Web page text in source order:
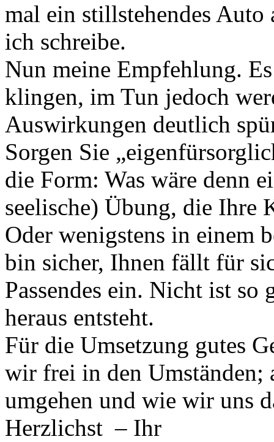
mal ein stillstehendes Auto
ich schreibe.
Nun meine Empfehlung.
klingen, im Tun jedoch
Auswirkungen deutlich
Sorgen Sie
die Form: Was wäre denn
seelische) Übung, die Ihre
Oder wenigstens in einem
bin sicher, Ihnen fällt für
Passendes ein. Nicht ist so
heraus entsteht.
Für die Umsetzung gutes
wir frei in den
umgehen und wie wir uns
Herzlichst – Ihr